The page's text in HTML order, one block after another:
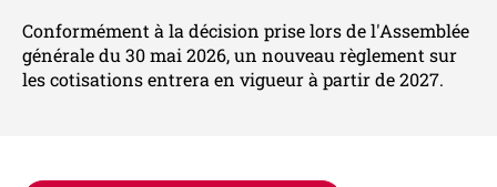
Conformément à la décision prise lors de l'Assemblée
générale du 30 mai 2026, un nouveau règlement sur
les cotisations entrera en vigueur à partir de 2027.